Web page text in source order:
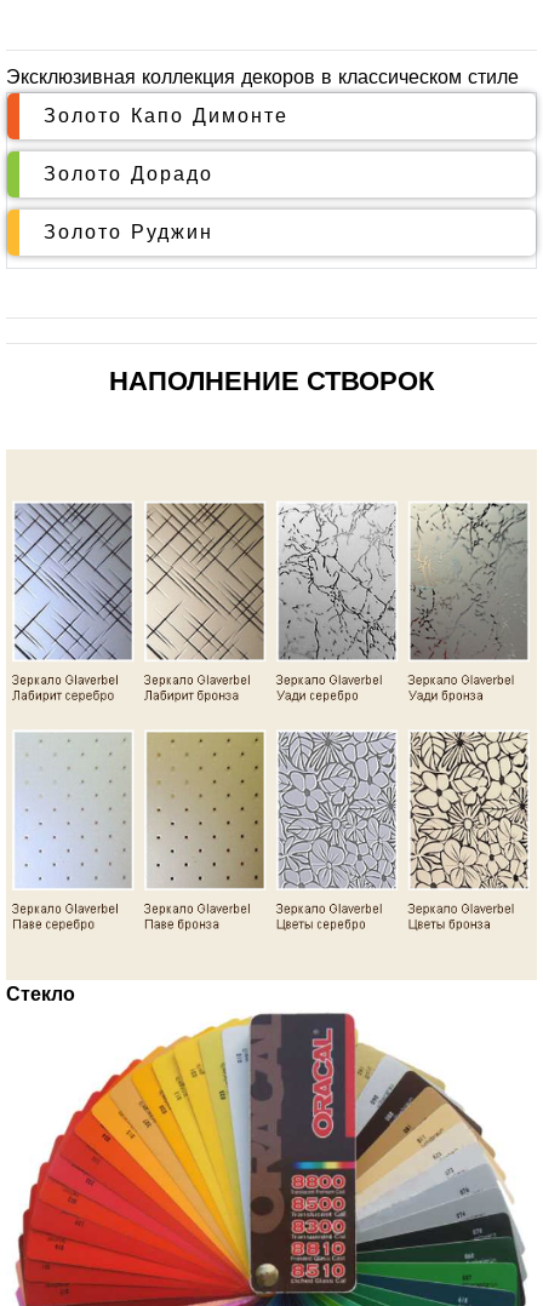
Эксклюзивная коллекция декоров в классическом стиле
Золото Капо Димонте
Золото Дорадо
Золото Руджин
НАПОЛНЕНИЕ СТВОРОК
Стекло